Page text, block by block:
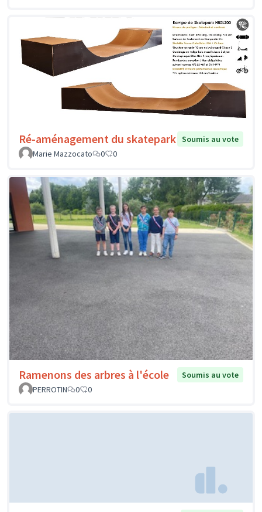
Ré-aménagement du skatepark Soumis au vote
Marie Mazzocato
0 0
Ramenons des arbres à l'école
Soumis au vote
PERROTIN
0 0